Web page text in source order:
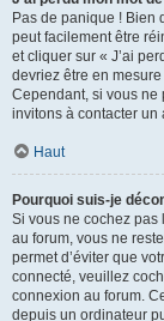
Pas de panique ! Bien
peut facilement être
et cliquer sur « J’ai
devriez être en
Cependant, si vous ne
invitons à contacter un
Haut
Pourquoi suis-je
Si vous ne cochez pas
au forum, vous ne
permet d’éviter que
connecté, veuillez
connexion au forum.
depuis un ordinateur